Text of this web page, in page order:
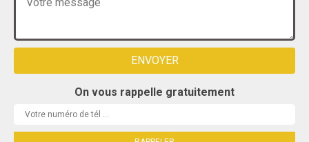
On vous rappelle gratuitement